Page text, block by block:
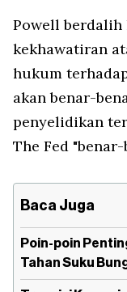
Powell
kekhawatiran
hukum
akan benar-
penyelidikan
The Fed
Baca Juga
Poin-poin
Tahan Suku